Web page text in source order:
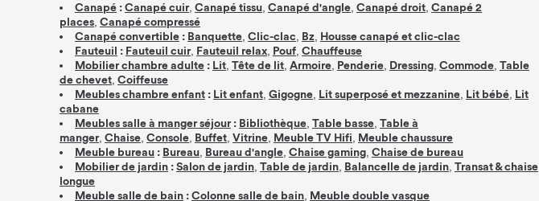
Canapé : Canapé cuir, Canapé tissu Canapé d'angle Canapé droit Canapé 2
places Canapé compressé
Canapé convertible : Banquette Clic-clac Bz
Housse canapé et clic-clac
Fauteuil
: Fauteuil cuir, Fauteuil relax Pouf Chauffeuse
Mobilier chambre adulte : Lit Tête de lit Armoire Penderie Dressing Commode Table
de chevet Coiffeuse
Meubles chambre enfant : Lit enfant Gigogne Lit superposé et mezzanine Lit bébé
Lit
cabane
Meubles salle à manger séjour: Bibliothèque Table basse Table à
manger, Chaise Console Buffet Vitrine Meuble TV Hifi
Meuble chaussure
Meuble bureau : Bureau Bureau d'angle Chaise gaming Chaise de bureau
Mobilier de jardin : Salon de jardin Table de jardin Balancelle de jardin Transat & chaise
longue
Meuble salle de bain : Colonne salle de bain Meuble double vasque